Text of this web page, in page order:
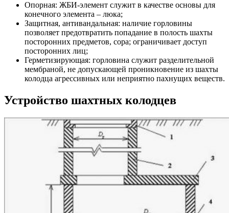
Опорная: ЖБИ-элемент служит в качестве основы для
конечного элемента – люка;
Защитная, антивандальная: наличие горловины
позволяет предотвратить попадание в полость шахты
посторонних предметов, сора; ограничивает доступ
посторонних лиц;
Герметизирующая: горловина служит разделительной
мембраной, не допускающей проникновение из шахты
колодца агрессивных или неприятно пахнущих веществ.
Устройство шахтных колодцев